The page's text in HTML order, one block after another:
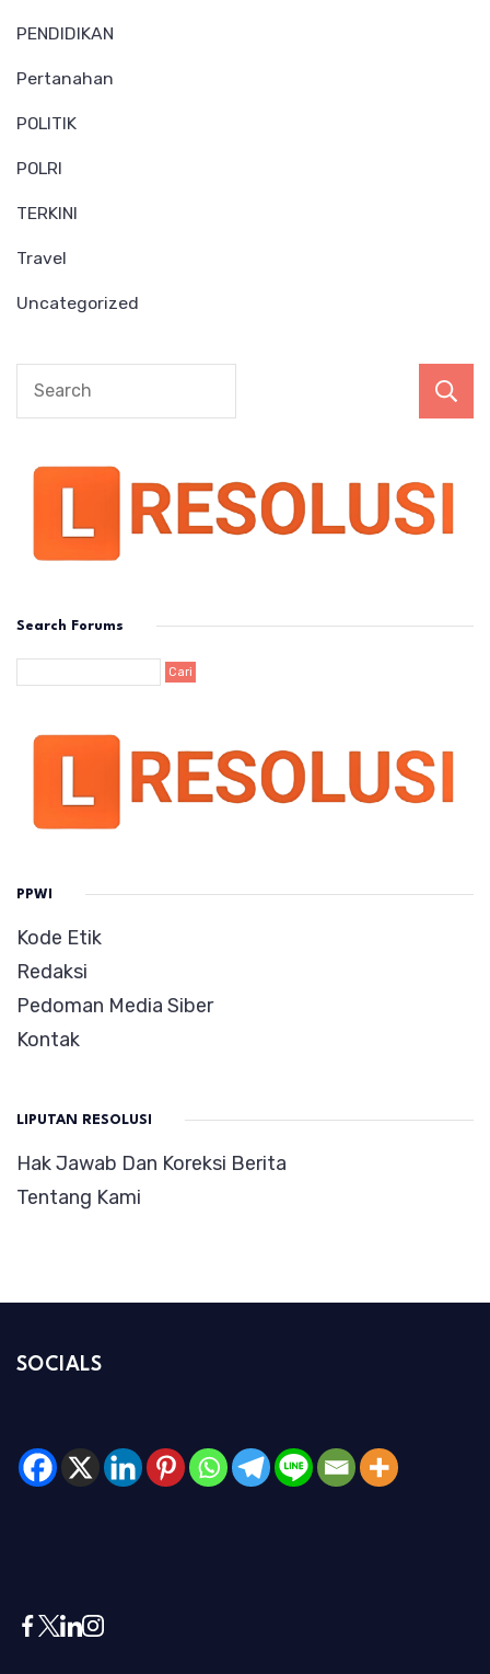
PENDIDIKAN
Pertanahan
POLITIK
POLRI
TERKINI
Travel
Uncategorized
Search Forums
PPWI
Kode Etik
Redaksi
Pedoman Media Siber
Kontak
LIPUTAN RESOLUSI
Hak Jawab Dan Koreksi Berita
Tentang Kami
SOCIALS